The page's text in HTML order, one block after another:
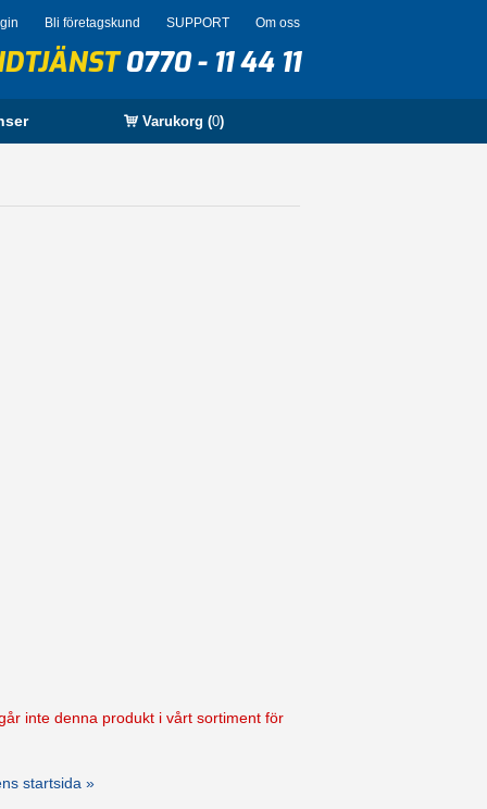
Bli företagskund SUPPORT Om oss
0770 - 11 44 11
Varukorg (0)
inte denna produkt i vårt sortiment för
startsida »